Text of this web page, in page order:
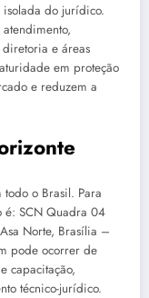
do jurídico.
diretoria e áreas
em proteção
e reduzem a
o Brasil. Para
é: SCN Quadra 04
Norte, Brasília –
pode ocorrer de
capacitação,
técnico-jurídico.